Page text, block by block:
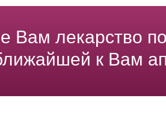
Вам лекарство
к Вам